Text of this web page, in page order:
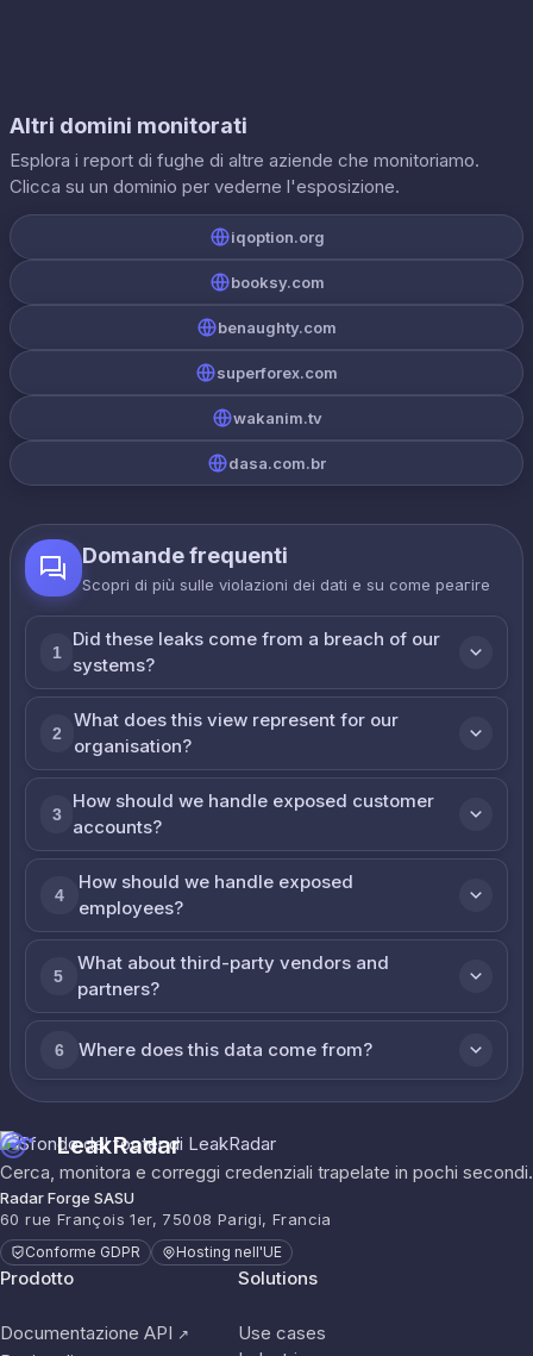
Altri domini monitorati
Esplora i report di fughe di altre aziende che monitoriamo.
Clicca su un dominio per vederne l'esposizione.
iqoption.org
booksy.com
benaughty.com
superforex.com
wakanim.tv
dasa.com.br
Domande frequenti
Scopri di più sulle violazioni dei dati e su come реагire
1
Did these leaks come from a breach of our
systems?
2
What does this view represent for our
organisation?
3
How should we handle exposed customer
accounts?
4
How should we handle exposed
employees?
5
What about third-party vendors and
partners?
6 Where does this data come from?
LeakRadar
Cerca, monitora e correggi credenziali trapelate in pochi secondi.
Radar Forge SASU
60 rue François 1er, 75008 Parigi, Francia
Conforme GDPR Hosting nell'UE
Prodotto
Documentazione API ↗
Solutions
Use cases